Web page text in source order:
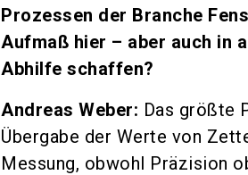
Prozessen der Branche
Aufmaß hier – aber auch in
Abhilfe schaffen?
Andreas Weber: Das größte
Übergabe der Werte von
Messung, obwohl Präzision